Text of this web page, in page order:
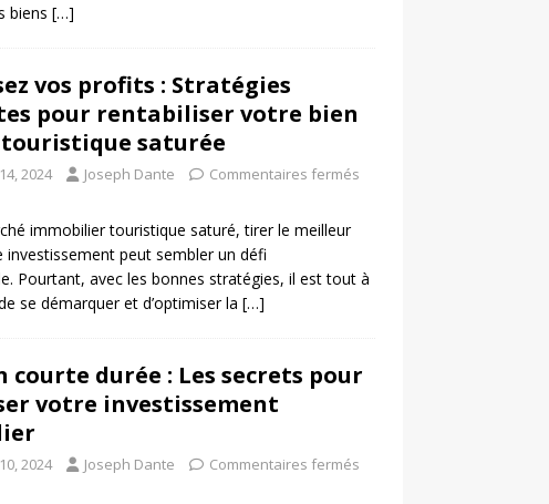
biens […]
vos profits : Stratégies
pour rentabiliser votre bien
touristique saturée
2024 Joseph Dante Commentaires fermés
immobilier touristique saturé, tirer le meilleur
investissement peut sembler un défi
Pourtant, avec les bonnes stratégies, il est tout à
se démarquer et d’optimiser la […]
courte durée : Les secrets pour
votre investissement
2024 Joseph Dante Commentaires fermés